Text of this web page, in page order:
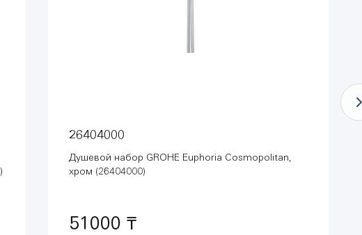
26404000
Душевой набор GROHE Euphoria Cosmopolitan,
хром (26404000)
51000 ₸